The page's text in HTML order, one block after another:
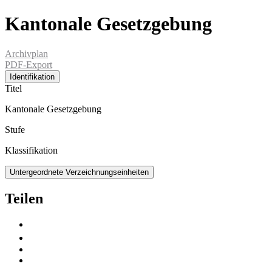
Kantonale Gesetzgebung
Archivplan
PDF-Export
Identifikation
Titel
Kantonale Gesetzgebung
Stufe
Klassifikation
Untergeordnete Verzeichnungseinheiten
Teilen